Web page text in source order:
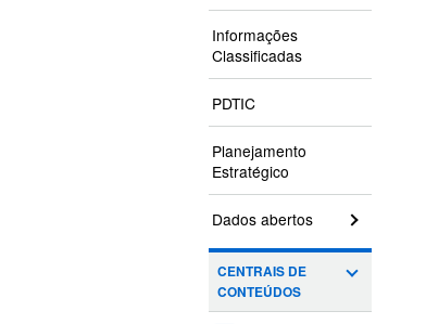
Informações
Classificadas
PDTIC
Planejamento
Estratégico
Dados abertos
CENTRAIS DE
CONTEÚDOS